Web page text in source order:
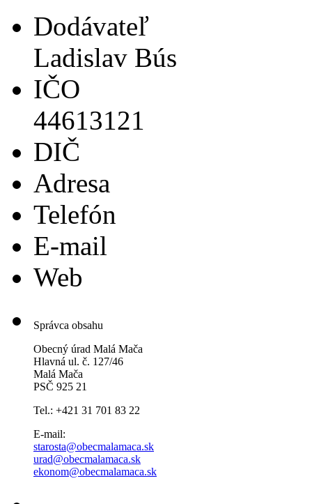
Dodávateľ
Ladislav Bús
IČO
44613121
DIČ
Adresa
Telefón
E-mail
Web
Správca obsahu
Obecný úrad Malá Mača
Hlavná ul. č. 127/46
Malá Mača
PSČ 925 21
Tel.: +421 31 701 83 22
E-mail:
starosta@obecmalamaca.sk
urad@obecmalamaca.sk
ekonom@obecmalamaca.sk